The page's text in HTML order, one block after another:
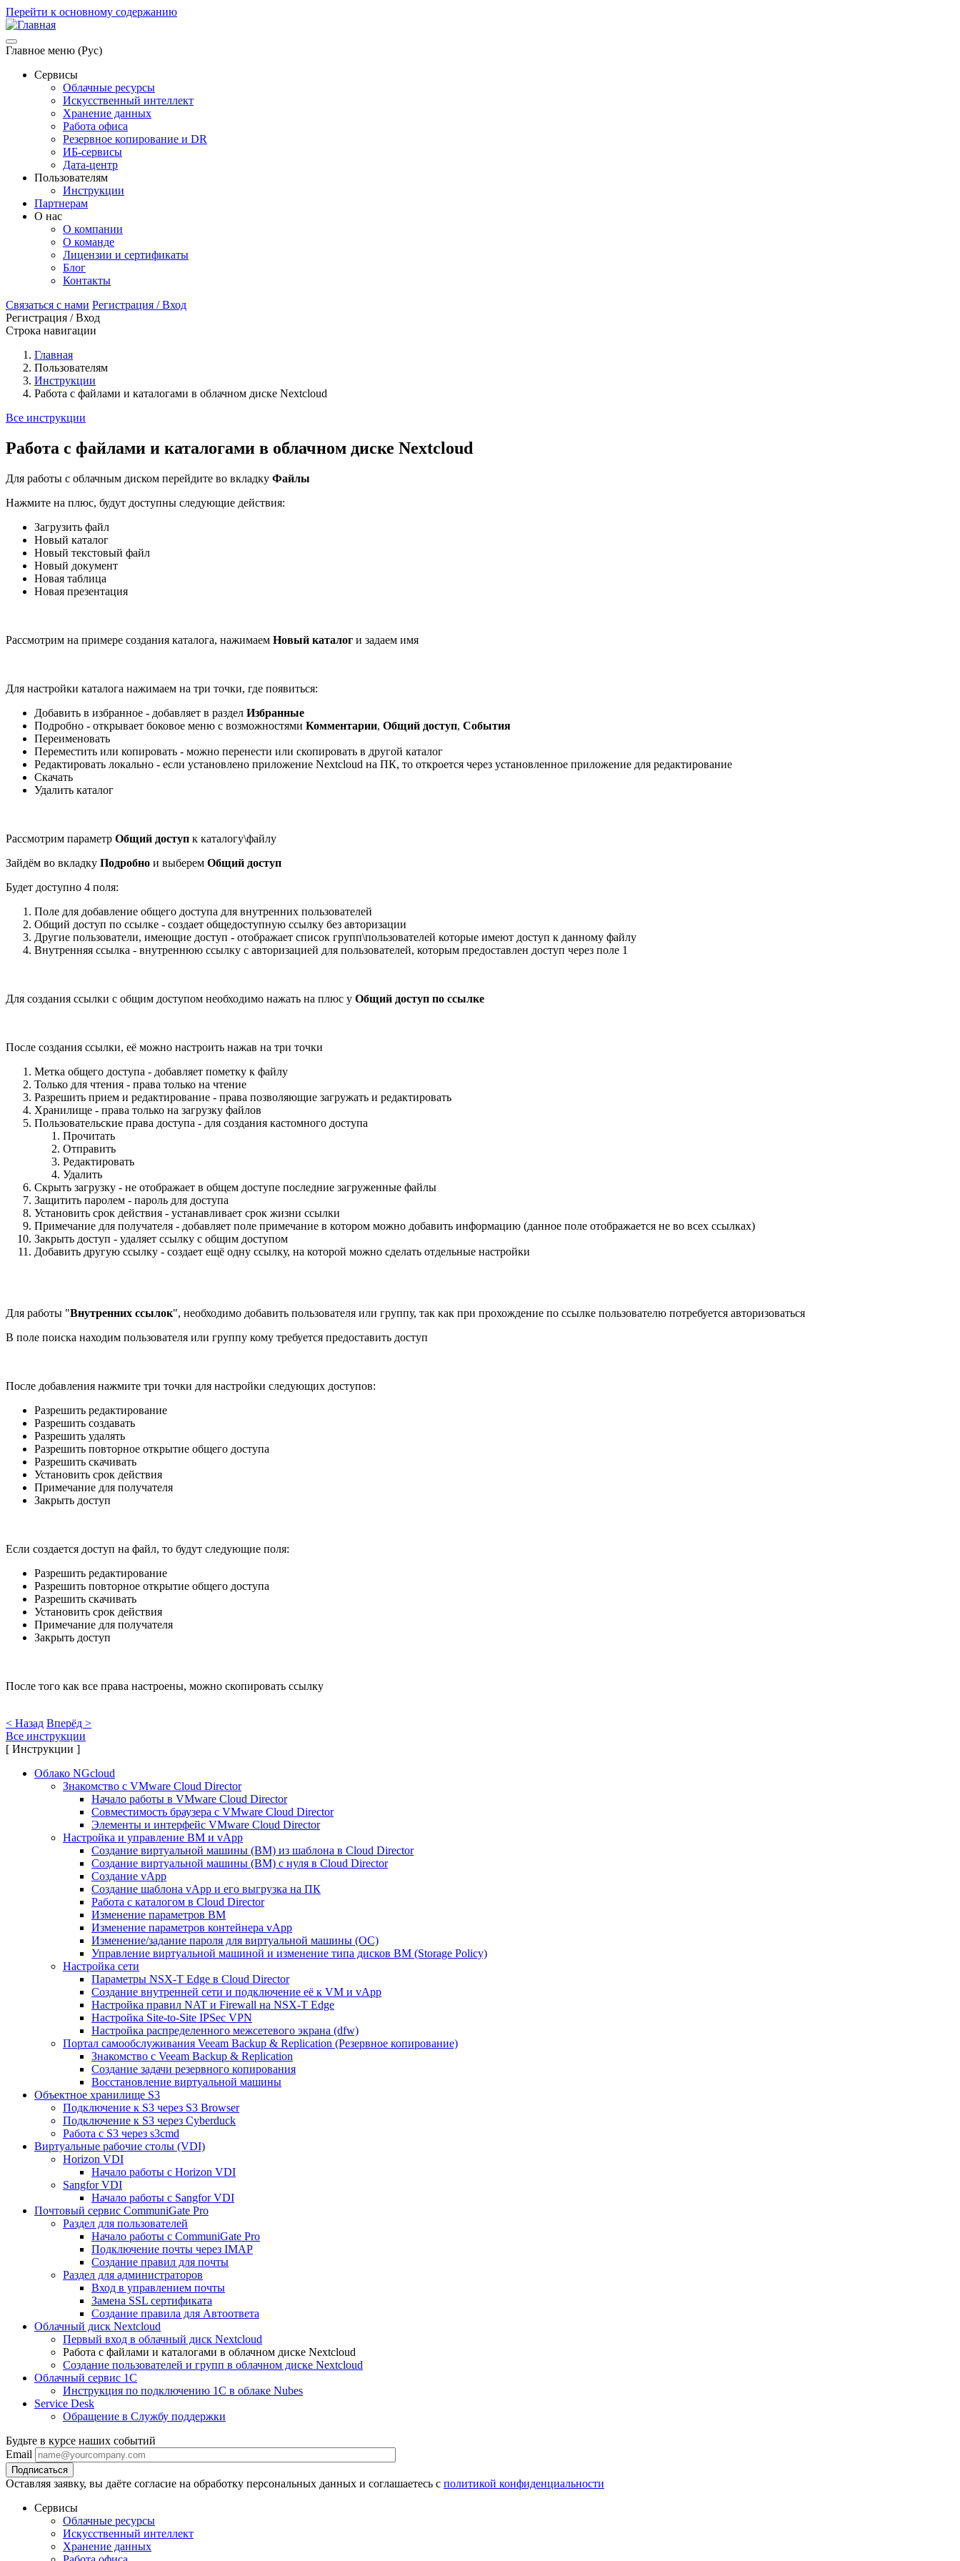
Перейти к основному содержанию
Главное меню (Рус)
Сервисы
Облачные ресурсы
Искусственный интеллект
Хранение данных
Работа офиса
Резервное копирование и DR
ИБ-сервисы
Дата-центр
Пользователям
Инструкции
Партнерам
О нас
О компании
О команде
Лицензии и сертификаты
Блог
Контакты
Связаться с нами Регистрация / Вход
Регистрация / Вход
Строка навигации
Главная
Пользователям
Инструкции
Работа с файлами и каталогами в облачном диске Nextcloud
Все инструкции
Работа с файлами и каталогами в облачном диске Nextcloud
Для работы с облачным диском перейдите во вкладку Файлы
Нажмите на плюс, будут доступны следующие действия:
Загрузить файл
Новый каталог
Новый текстовый файл
Новый документ
Новая таблица
Новая презентация
Рассмотрим на примере создания каталога, нажимаем Новый каталог и задаем имя
Для настройки каталога нажимаем на три точки, где появиться:
Добавить в избранное - добавляет в раздел Избранные
Подробно - открывает боковое меню с возможностями Комментарии, Общий доступ, События
Переименовать
Переместить или копировать - можно перенести или скопировать в другой каталог
Редактировать локально - если установлено приложение Nextcloud на ПК, то откроется через установленное приложение для редактирование
Скачать
Удалить каталог
Рассмотрим параметр Общий доступ к каталогу\файлу
Зайдём во вкладку Подробно и выберем Общий доступ
Будет доступно 4 поля:
Поле для добавление общего доступа для внутренних пользователей
Общий доступ по ссылке - создает общедоступную ссылку без авторизации
Другие пользователи, имеющие доступ - отображает список групп\пользователей которые имеют доступ к данному файлу
Внутренняя ссылка - внутреннюю ссылку с авторизацией для пользователей, которым предоставлен доступ через поле 1
Для создания ссылки с общим доступом необходимо нажать на плюс у Общий доступ по ссылке
После создания ссылки, её можно настроить нажав на три точки
Метка общего доступа - добавляет пометку к файлу
Только для чтения - права только на чтение
Разрешить прием и редактирование - права позволяющие загружать и редактировать
Хранилище - права только на загрузку файлов
Пользовательские права доступа - для создания кастомного доступа
Прочитать
Отправить
Редактировать
Удалить
Скрыть загрузку - не отображает в общем доступе последние загруженные файлы
Защитить паролем - пароль для доступа
Установить срок действия - устанавливает срок жизни ссылки
Примечание для получателя - добавляет поле примечание в котором можно добавить информацию (данное поле отображается не во всех ссылках)
Закрыть доступ - удаляет ссылку с общим доступом
Добавить другую ссылку - создает ещё одну ссылку, на которой можно сделать отдельные настройки
Для работы "Внутренних ссылок", необходимо добавить пользователя или группу, так как при прохождение по ссылке пользователю потребуется авторизоваться
В поле поиска находим пользователя или группу кому требуется предоставить доступ
После добавления нажмите три точки для настройки следующих доступов:
Разрешить редактирование
Разрешить создавать
Разрешить удалять
Разрешить повторное открытие общего доступа
Разрешить скачивать
Установить срок действия
Примечание для получателя
Закрыть доступ
Если создается доступ на файл, то будут следующие поля:
Разрешить редактирование
Разрешить повторное открытие общего доступа
Разрешить скачивать
Установить срок действия
Примечание для получателя
Закрыть доступ
После того как все права настроены, можно скопировать ссылку
< Назад Вперёд >
Все инструкции
[ Инструкции ]
Облако NGcloud
Знакомство с VMware Cloud Director
Начало работы в VMware Cloud Director
Совместимость браузера с VMware Cloud Director
Элементы и интерфейс VMware Cloud Director
Настройка и управление ВМ и vApp
Создание виртуальной машины (ВМ) из шаблона в Cloud Director
Создание виртуальной машины (ВМ) с нуля в Cloud Director
Создание vApp
Создание шаблона vApp и его выгрузка на ПК
Работа с каталогом в Cloud Director
Изменение параметров ВМ
Изменение параметров контейнера vApp
Изменение/задание пароля для виртуальной машины (ОС)
Управление виртуальной машиной и изменение типа дисков ВМ (Storage Policy)
Настройка сети
Параметры NSX-T Edge в Cloud Director
Создание внутренней сети и подключение её к VM и vApp
Настройка правил NAT и Firewall на NSX-T Edge
Настройка Site-to-Site IPSec VPN
Настройка распределенного межсетевого экрана (dfw)
Портал самообслуживания Veeam Backup & Replication (Резервное копирование)
Знакомство с Veeam Backup & Replication
Создание задачи резервного копирования
Восстановление виртуальной машины
Объектное хранилище S3
Подключение к S3 через S3 Browser
Подключение к S3 через Cyberduck
Работа с S3 через s3cmd
Виртуальные рабочие столы (VDI)
Horizon VDI
Начало работы с Horizon VDI
Sangfor VDI
Начало работы с Sangfor VDI
Почтовый сервис CommuniGate Pro
Раздел для пользователей
Начало работы с CommuniGate Pro
Подключение почты через IMAP
Создание правил для почты
Раздел для администраторов
Вход в управлением почты
Замена SSL сертификата
Создание правила для Автоответа
Облачный диск Nextcloud
Первый вход в облачный диск Nextcloud
Работа с файлами и каталогами в облачном диске Nextcloud
Создание пользователей и групп в облачном диске Nextcloud
Облачный сервис 1С
Инструкция по подключению 1С в облаке Nubes
Service Desk
Обращение в Службу поддержки
Будьте в курсе наших событий
Email
Оставляя заявку, вы даёте согласие на обработку персональных данных и соглашаетесь с политикой конфиденциальности
Сервисы
Облачные ресурсы
Искусственный интеллект
Хранение данных